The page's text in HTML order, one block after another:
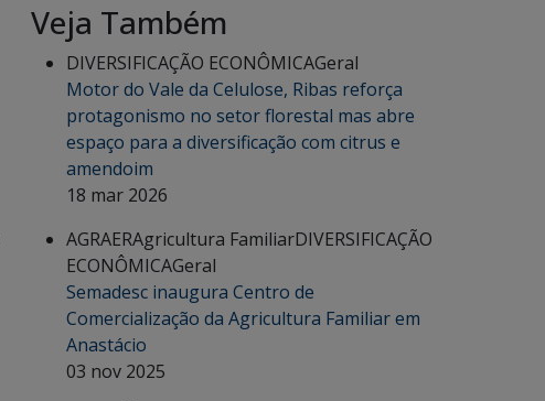
Veja Também
DIVERSIFICAÇÃO ECONÔMICAGeral
Motor do Vale da Celulose, Ribas reforça
protagonismo no setor florestal mas abre
espaço para a diversificação com citrus e
amendoim
18 mar 2026
AGRAERAgricultura FamiliarDIVERSIFICAÇÃO
ECONÔMICAGeral
Semadesc inaugura Centro de
Comercialização da Agricultura Familiar em
Anastácio
03 nov 2025